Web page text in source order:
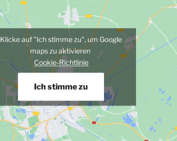
Klicke auf "Ich stimme zu", um Google
maps zu aktivieren
Cookie-Richtlinie
Ich stimme zu